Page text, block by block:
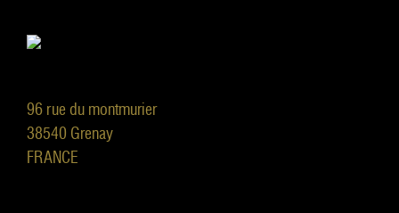
96 rue du montmurier
38540 Grenay
FRANCE